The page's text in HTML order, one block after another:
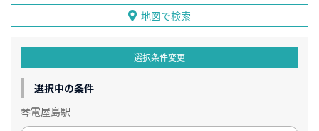
地図で検索
選択条件変更
選択中の条件
琴電屋島駅